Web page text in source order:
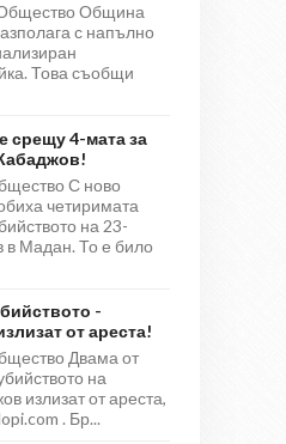
Община
с напълно
Това съобщи
срещу 4-мата за
С ново
четиримата
на 23-
в Мадан. То е било
-
от ареста!
Двама от
на
излизат от ареста,
. Бр...